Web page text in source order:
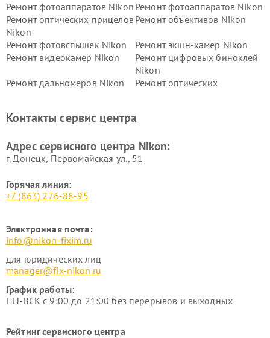
Ремонт фотоаппаратов Nikon Ремонт фотоаппаратов Nikon
Ремонт оптических прицелов
Nikon
Ремонт объективов Nikon
Ремонт фотовспышек Nikon
Ремонт экшн-камер Nikon
Ремонт видеокамер Nikon
Ремонт цифровых биноклей
Nikon
Ремонт дальномеров Nikon
Ремонт оптических
Контакты сервис центра
Адрес сервисного центра Nikon:
г. Донецк, Первомайская ул., 51
Горячая линия:
+7 (863) 276-88-95
Электронная почта:
info@nikon-fixim.ru
для юридических лиц
manager@fix-nikon.ru
График работы:
ПН-ВСК с 9:00 до 21:00 без перерывов и выходных
Рейтинг сервисного центра